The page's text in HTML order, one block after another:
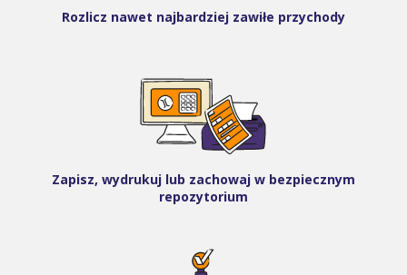
Rozlicz nawet najbardziej zawiłe przychody
Zapisz, wydrukuj lub zachowaj w bezpiecznym
repozytorium